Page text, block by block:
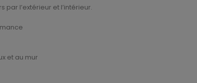
l’extérieur et l’intérieur.
et au mur